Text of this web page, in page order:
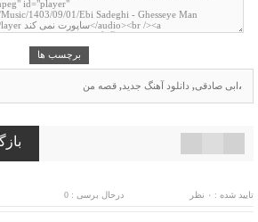
برچسب ها
،ابی صادقی, دانلود آهنگ جدید , قصه من
تایید شده : ۰ نظر درحال برسی : 0